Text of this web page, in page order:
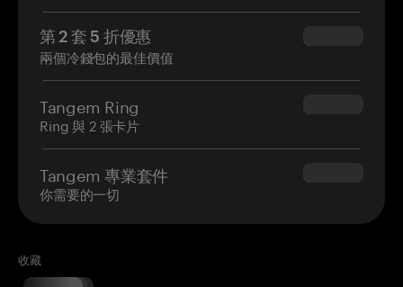
第 2 套 5 折優惠
兩個冷錢包的最佳價值
$34.95
Tangem Ring
Ring 與 2 張卡片
$160.00
Tangem 專業套件
你需要的一切
$180.00
收藏